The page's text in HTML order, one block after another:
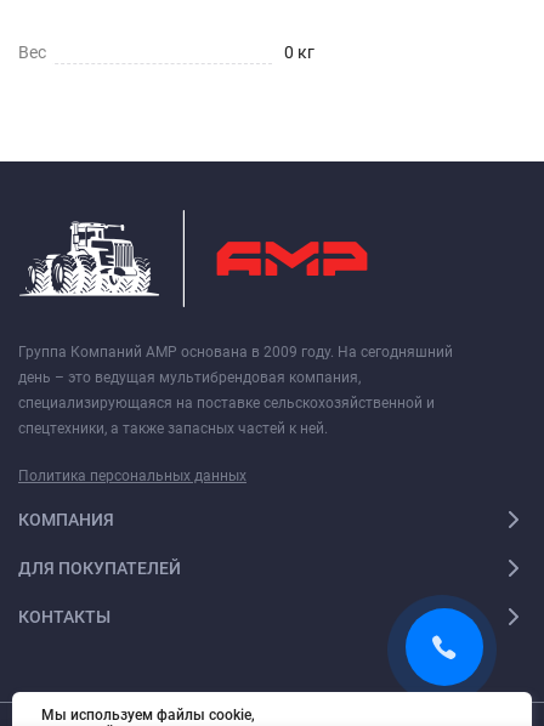
Вес 0 кг
Группа Компаний АМР основана в 2009 году. На сегодняшний
день – это ведущая мультибрендовая компания,
специализирующаяся на поставке сельскохозяйственной и
спецтехники, а также запасных частей к ней.
Политика персональных данных
КОМПАНИЯ
ДЛЯ ПОКУПАТЕЛЕЙ
КОНТАКТЫ
Мы используем файлы cookie,